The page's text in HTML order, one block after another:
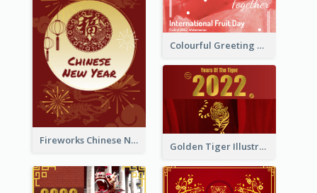
Fireworks Chinese New Year Greeting Card
Colourful Greeting Card For International Fruit Day 2021
Golden Tiger Illustration Chinese New Year Greeting Card